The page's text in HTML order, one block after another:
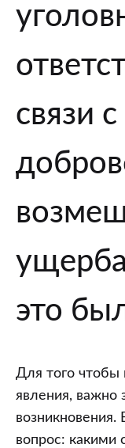
связи с
это
Для того чтобы
явления, важно
возникновения.
вопрос: какими